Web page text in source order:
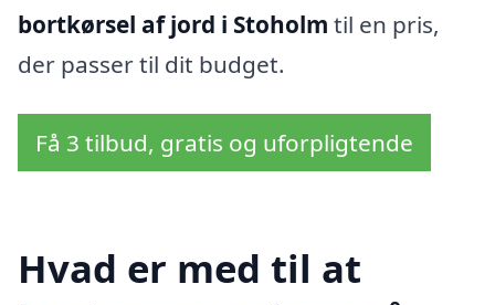
bortkørsel af jord i Stoholm til en pris,
der passer til dit budget.
Få 3 tilbud, gratis og uforpligtende
Hvad er med til at